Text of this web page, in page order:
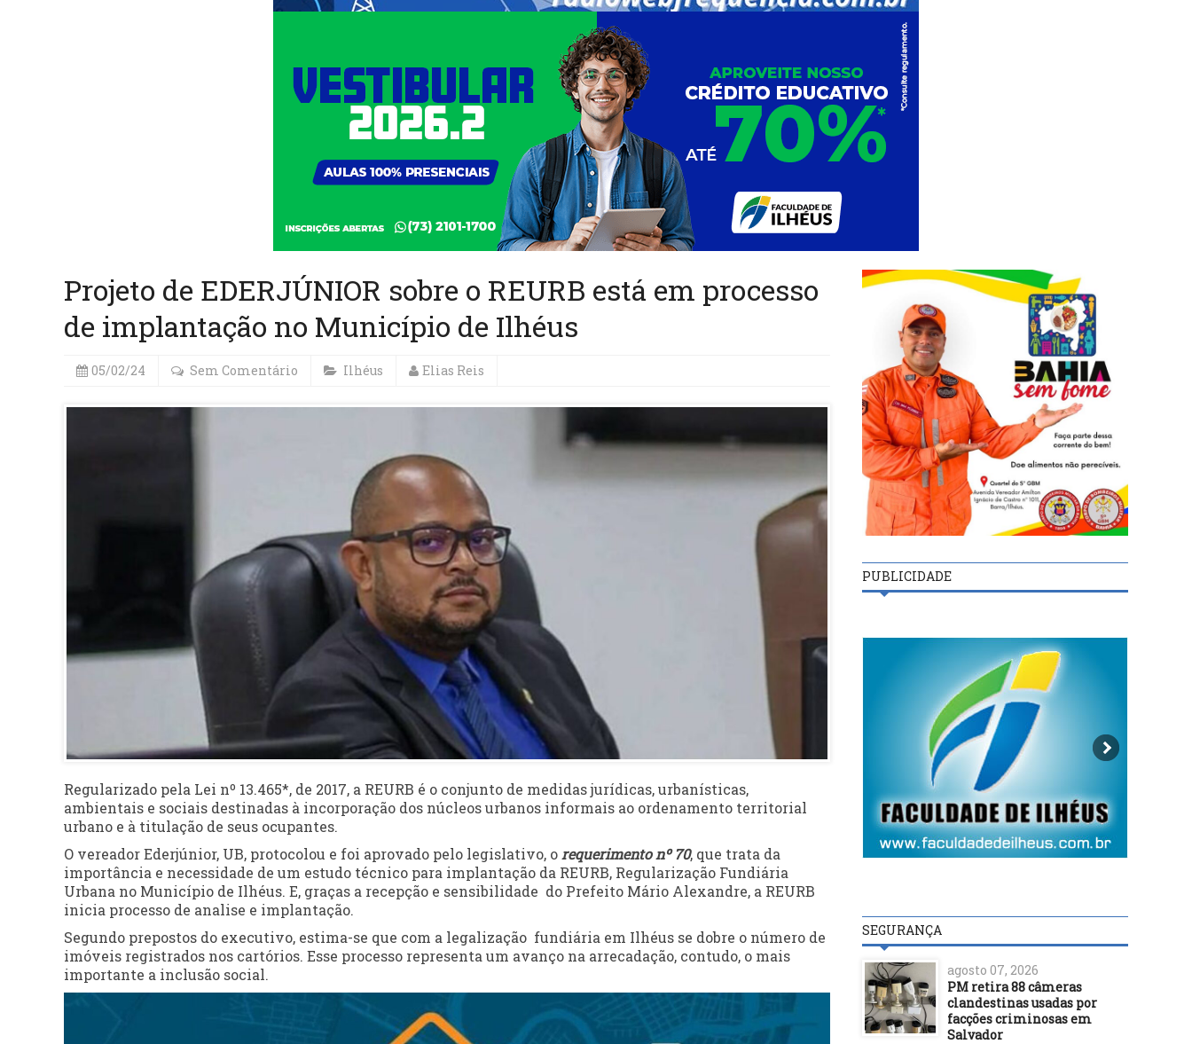
Projeto de EDERJÚNIOR sobre o REURB está em processo
de implantação no Município de Ilhéus
05/02/24 Sem Comentário Ilhéus Elias Reis
Regularizado pela Lei nº 13.465*, de 2017, a REURB é o conjunto de medidas jurídicas, urbanísticas,
ambientais e sociais destinadas à incorporação dos núcleos urbanos informais ao ordenamento territorial
urbano e à titulação de seus ocupantes.
O vereador Ederjúnior, UB, protocolou e foi aprovado pelo legislativo, orequerimento nº 70, que trata da
importância e necessidade de um estudo técnico para implantação da REURB, Regularização Fundiária
Urbana no Município de Ilhéus. E, graças a recepção e sensibilidade do Prefeito Mário Alexandre, a REURB
inicia processo de analise e implantação.
Segundo prepostos do executivo, estima-se que com a legalização fundiária em Ilhéus se dobre o número de
imóveis registrados nos cartórios. Esse processo representa um avanço na arrecadação, contudo, o mais
importante a inclusão social.
PUBLICIDADE
SEGURANÇA
agosto 07, 2026
PM retira 88 câmeras
clandestinas usadas por
facções criminosas em
Salvador